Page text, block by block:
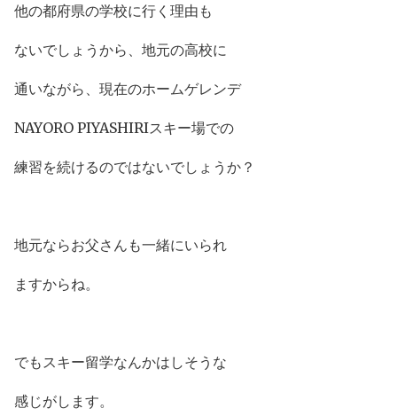
他の都府県の学校に行く理由も
ないでしょうから、地元の高校に
通いながら、現在のホームゲレンデ
NAYORO PIYASHIRIスキー場での
練習を続けるのではないでしょうか？
地元ならお父さんも一緒にいられ
ますからね。
でもスキー留学なんかはしそうな
感じがします。